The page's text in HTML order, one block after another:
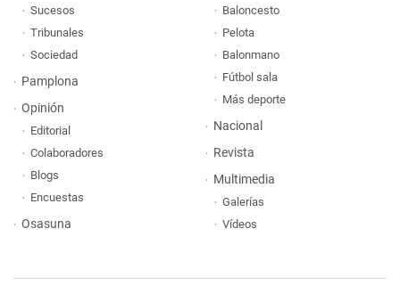
Sucesos
Tribunales
Sociedad
Pamplona
Opinión
Editorial
Colaboradores
Blogs
Encuestas
Osasuna
Baloncesto
Pelota
Balonmano
Fútbol sala
Más deporte
Nacional
Revista
Multimedia
Galerías
Vídeos